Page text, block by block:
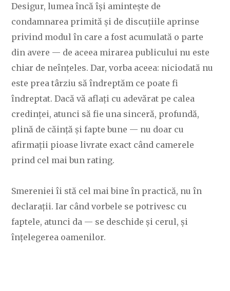
Desigur, lumea încă își amintește de
condamnarea primită și de discuțiile aprinse
privind modul în care a fost acumulată o parte
din avere — de aceea mirarea publicului nu este
chiar de neînțeles. Dar, vorba aceea: niciodată nu
este prea târziu să îndreptăm ce poate fi
îndreptat. Dacă vă aflați cu adevărat pe calea
credinței, atunci să fie una sinceră, profundă,
plină de căință și fapte bune — nu doar cu
afirmații pioase livrate exact când camerele
prind cel mai bun rating.
Smereniei îi stă cel mai bine în practică, nu în
declarații. Iar când vorbele se potrivesc cu
faptele, atunci da — se deschide și cerul, și
înțelegerea oamenilor.